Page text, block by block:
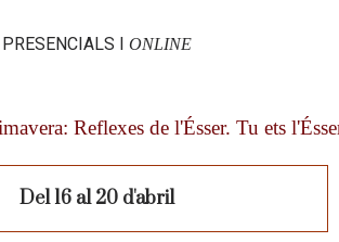
PRESENCIALS I ONLINE
Del 16 al 20 d'abril